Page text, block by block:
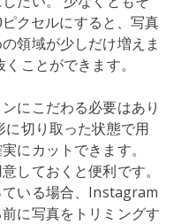
クセルにすると、写真
領域が少しだけ増えま
ことができます。
にこだわる必要はあり
に切り取った状態で用
にカットできます。
しておくと便利です。
いる場合、Instagram
に写真をトリミングす